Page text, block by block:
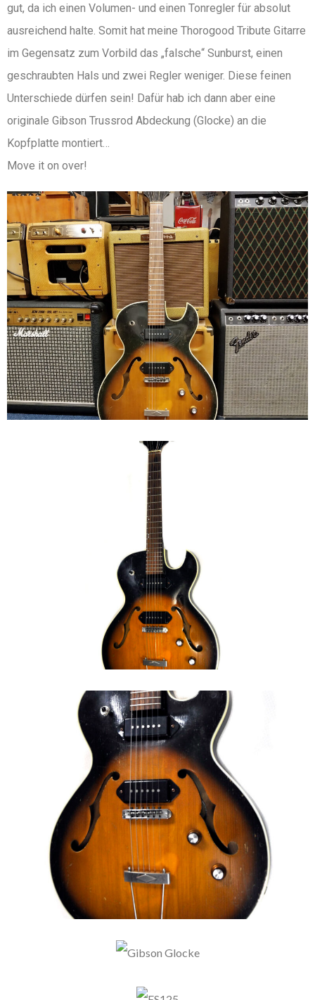
gut, da ich einen Volumen- und einen Tonregler für absolut
ausreichend halte. Somit hat meine Thorogood Tribute Gitarre
im Gegensatz zum Vorbild das „falsche“ Sunburst, einen
geschraubten Hals und zwei Regler weniger. Diese feinen
Unterschiede dürfen sein! Dafür hab ich dann aber eine
originale Gibson Trussrod Abdeckung (Glocke) an die
Kopfplatte montiert…
Move it on over!